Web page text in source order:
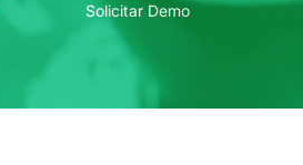
Solicitar Demo